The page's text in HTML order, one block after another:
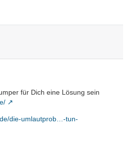
für Dich eine Lösung sein
die-umlautprob…-tun-